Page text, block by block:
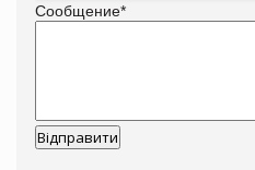
Сообщение*